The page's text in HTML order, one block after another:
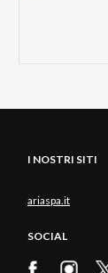
I NOSTRI SITI
ariaspa.it
SOCIAL